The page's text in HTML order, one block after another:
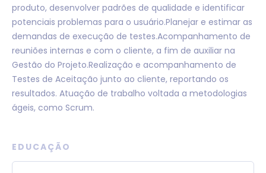
produto, desenvolver padrões de qualidade e identificar
potenciais problemas para o usuário.Planejar e estimar as
demandas de execução de testes.Acompanhamento de
reuniões internas e com o cliente, a fim de auxiliar na
Gestão do Projeto.Realização e acompanhamento de
Testes de Aceitação junto ao cliente, reportando os
resultados. Atuação de trabalho voltada a metodologias
ágeis, como Scrum.
EDUCAÇÃO